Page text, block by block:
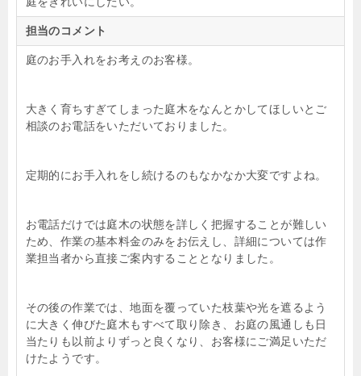
担当のコメント
庭のお手入れをお考えのお客様。
大きく育ちすぎてしまった庭木をなんとかしてほしいとご
相談のお電話をいただいておりました。
定期的にお手入れをし続けるのもなかなか大変ですよね。
お電話だけでは庭木の状態を詳しく把握することが難しい
ため、作業の基本料金のみをお伝えし、詳細については作
業担当者から直接ご案内することとなりました。
その後の作業では、地面を覆っていた枝葉や光を遮るよう
に大きく伸びた庭木もすべて取り除き、お庭の風通しも日
当たりも以前よりずっと良くなり、お客様にご満足いただ
けたようです。